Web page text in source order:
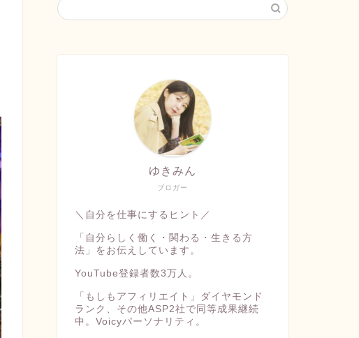
ブロガー
ゆきみん
＼自分を仕事にするヒント／
「自分らしく働く・関わる・生きる方
法」をお伝えしています。
YouTube登録者数3万人。
「もしもアフィリエイト」ダイヤモンド
ランク、その他ASP2社で同等成果継続
中。Voicyパーソナリティ。